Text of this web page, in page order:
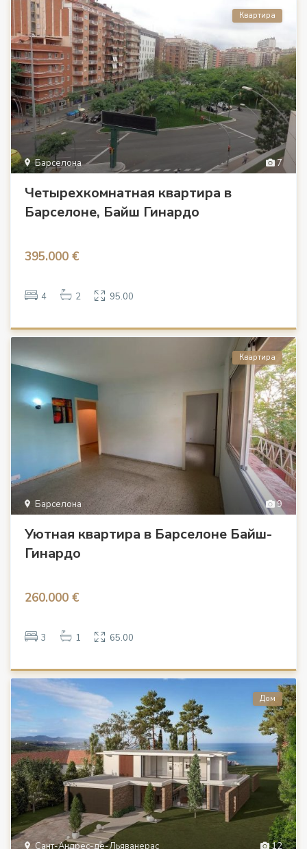
7
Барселона
Квартира
Четырехкомнатная квартира в
Барселоне, Байш Гинардо
395.000 €
4 2 95.00
9
Барселона
Квартира
Уютная квартира в Барселоне Байш-
Гинардо
260.000 €
3 1 65.00
12
Сант-Андрес-де-Льяванерас
Дом